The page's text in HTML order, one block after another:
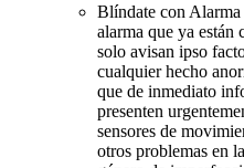
Blíndate con Alarma
alarma que ya están
solo avisan ipso
cualquier hecho
que de inmediato
presenten
sensores de
otros problemas en